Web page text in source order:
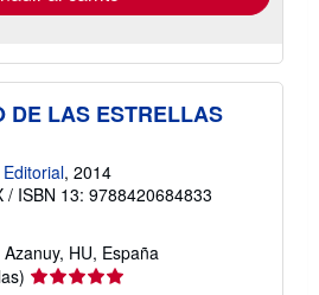
DE LAS ESTRELLAS
, 2014
/ ISBN 13: 9788420684833
Azanuy, HU, España
Calificación